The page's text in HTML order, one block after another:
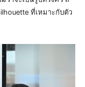
ที่เหมาะกับตัว